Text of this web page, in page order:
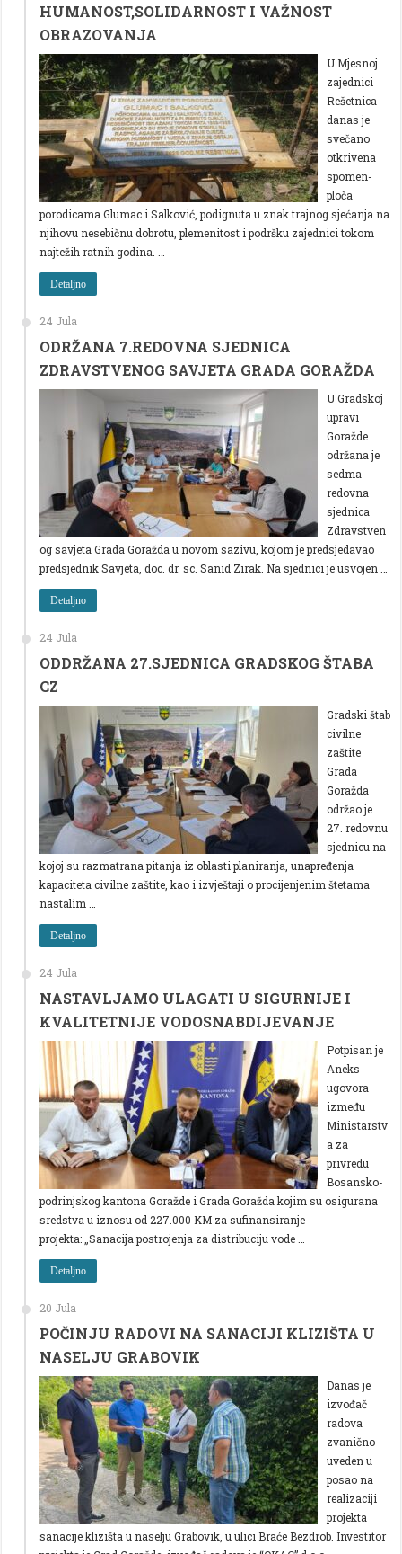
HUMANOST,SOLIDARNOST I VAŽNOST
OBRAZOVANJA
U Mjesnoj
zajednici
Rešetnica
danas je
svečano
otkrivena
spomen-
ploča
porodicama Glumac i Salković, podignuta u znak trajnog sjećanja na
njihovu nesebičnu dobrotu, plemenitost i podršku zajednici tokom
najtežih ratnih godina. …
Detaljno
24 Jula
ODRŽANA 7.REDOVNA SJEDNICA
ZDRAVSTVENOG SAVJETA GRADA GORAŽDA
U Gradskoj
upravi
Goražde
održana je
sedma
redovna
sjednica
Zdravstven
og savjeta Grada Goražda u novom sazivu, kojom je predsjedavao
predsjednik Savjeta, doc. dr. sc. Sanid Zirak. Na sjednici je usvojen …
Detaljno
24 Jula
ODDRŽANA 27.SJEDNICA GRADSKOG ŠTABA
CZ
Gradski štab
civilne
zaštite
Grada
Goražda
održao je
27. redovnu
sjednicu na
kojoj su razmatrana pitanja iz oblasti planiranja, unapređenja
kapaciteta civilne zaštite, kao i izvještaji o procijenjenim štetama
nastalim …
Detaljno
24 Jula
NASTAVLJAMO ULAGATI U SIGURNIJE I
KVALITETNIJE VODOSNABDIJEVANJE
Potpisan je
Aneks
ugovora
između
Ministarstv
a za
privredu
Bosansko-
podrinjskog kantona Goražde i Grada Goražda kojim su osigurana
sredstva u iznosu od 227.000 KM za sufinansiranje
projekta: „Sanacija postrojenja za distribuciju vode …
Detaljno
20 Jula
POČINJU RADOVI NA SANACIJI KLIZIŠTA U
NASELJU GRABOVIK
Danas je
izvođač
radova
zvanično
uveden u
posao na
realizaciji
projekta
sanacije klizišta u naselju Grabovik, u ulici Braće Bezdrob. Investitor